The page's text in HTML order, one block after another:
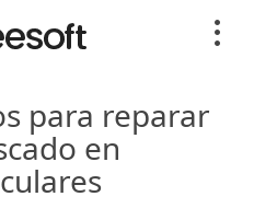
para reparar
en